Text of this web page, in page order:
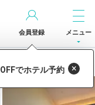
会員登録 メニュー